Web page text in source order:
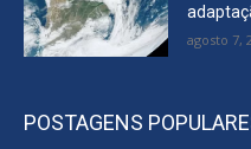
agosto 7,
POSTAGENS